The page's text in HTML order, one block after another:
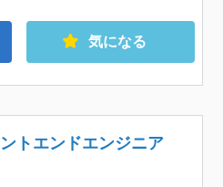
気になる
ントエンドエンジニア